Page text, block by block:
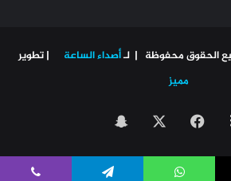
أصداء الساعة
| تطوير
مميز
ملخص
الموقع
فيسبوك
تشات